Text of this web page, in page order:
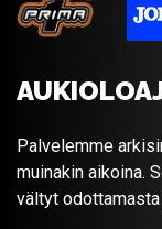
Palvelemme
muinakin aikoina.
vältyt